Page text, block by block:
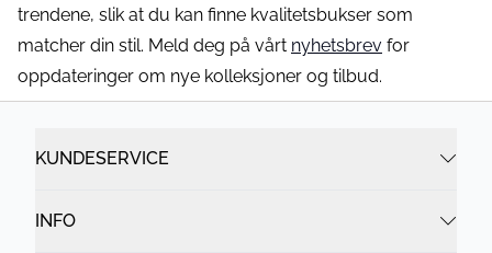
trendene, slik at du kan finne kvalitetsbukser som
matcher din stil. Meld deg på vårt nyhetsbrev for
oppdateringer om nye kolleksjoner og tilbud.
KUNDESERVICE
INFO